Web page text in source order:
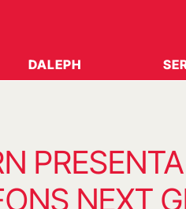
DALEPH
NEXT